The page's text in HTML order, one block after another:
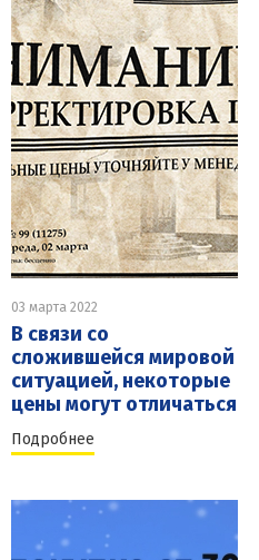
03 марта 2022
В связи со
сложившейся мировой
ситуацией, некоторые
цены могут отличаться
Подробнее